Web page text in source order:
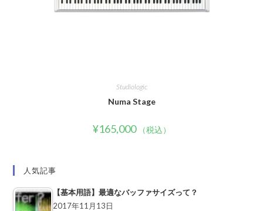
Studiologic
Numa Stage
¥165,000 （税込）
人気記事
【基本用語】最適なバッファサイズって？
2017年11月13日